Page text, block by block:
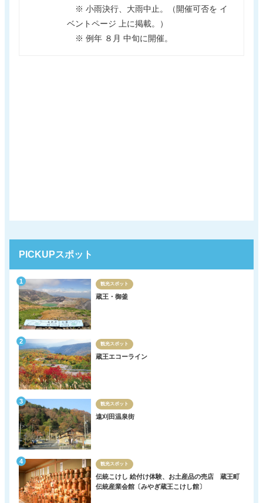
※ 小雨決行、大雨中止。（開催可否を イ
ベントページ 上に掲載。）
※ 例年 ８月 中旬に開催。
PICKUPスポット
観光スポット
蔵王・御釜
観光スポット
蔵王エコーライン
観光スポット
遠刈田温泉街
観光スポット
伝統こけし 絵付け体験、お土産品の売店 蔵王町
伝統産業会館〔みやぎ蔵王こけし館〕